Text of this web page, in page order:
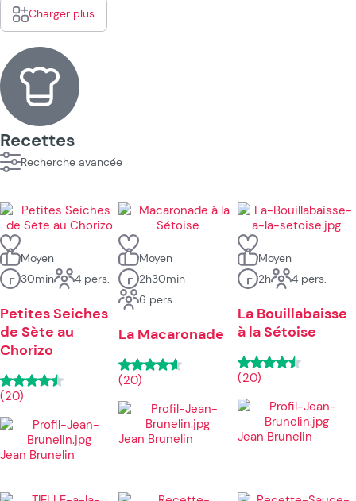
Charger plus
Recettes
Recherche avancée
Moyen
30min
4 pers.
Petites Seiches
de Sète au
Chorizo
(20)
Jean Brunelin
Moyen
2h30min
6 pers.
La Macaronade
(20)
Jean Brunelin
Moyen
2h
4 pers.
La Bouillabaisse
à la Sétoise
(20)
Jean Brunelin